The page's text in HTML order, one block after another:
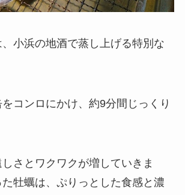
、小浜の地酒で蒸し上げる特別な
コンロにかけ、約9分間じっくり
さとワクワクが増していきま
牡蠣は、ぷりっとした食感と濃